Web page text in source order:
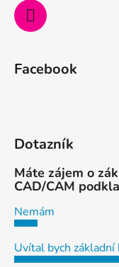
Facebook
Dotazník
Máte zájem o
CAD/CAM
Nemám
Uvítal bych základní